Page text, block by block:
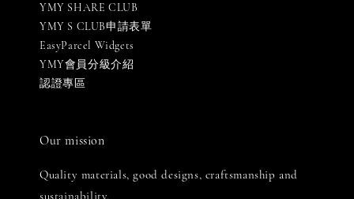
YMY SHARE CLUB
YMY S CLUB申請表單
EasyParcel Widgets
YMY會員分級介紹
認證專區
Our mission
Quality materials, good designs, craftsmanship and
sustainability.